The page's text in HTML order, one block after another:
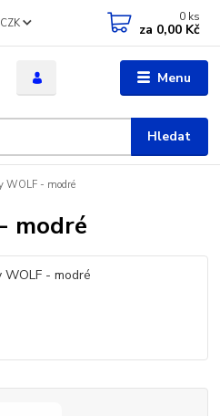
Menu
CZK
Hledat
0 ks
za 0,00 Kč
WOLF - modré
modré